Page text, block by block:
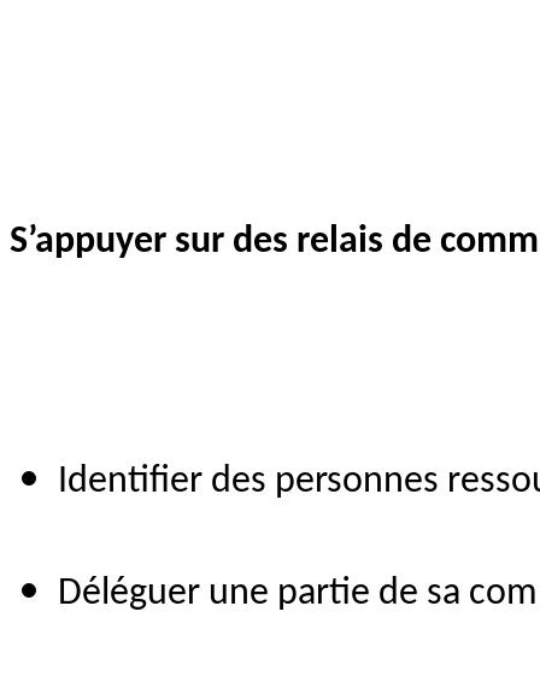
S’appuyer sur des relais de
Identifier des personnes
Déléguer une partie de sa